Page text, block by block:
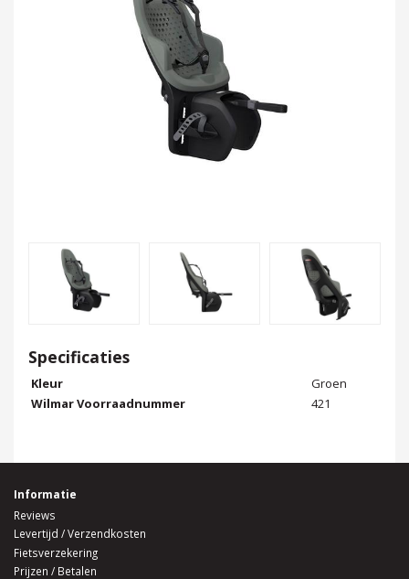
Specificaties
Kleur
Groen
Wilmar Voorraadnummer
421
Informatie
Reviews
Levertijd / Verzendkosten
Fietsverzekering
Prijzen / Betalen